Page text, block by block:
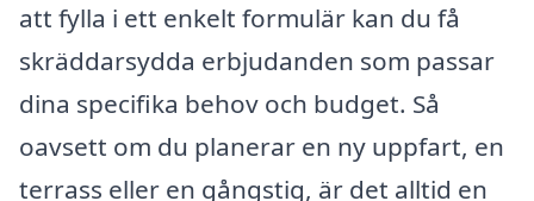
att fylla i ett enkelt formulär kan du få
skräddarsydda erbjudanden som passar
dina specifika behov och budget. Så
oavsett om du planerar en ny uppfart, en
terrass eller en gångstig, är det alltid en